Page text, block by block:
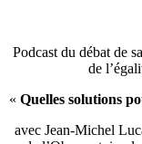
Podcast du débat de
de
« Quelles solutions
avec Jean-Michel